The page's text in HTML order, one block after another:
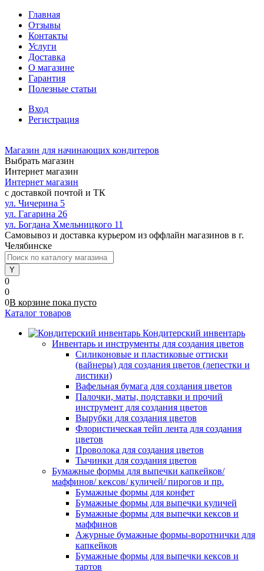
Главная
Отзывы
Контакты
Услуги
Доставка
О магазине
Гарантия
Полезные статьи
Вход
Регистрация
Магазин для начинающих кондитеров
Выбрать магазин
Интернет магазин
Интернет магазин
с доставкой почтой и ТК
ул. Чичерина 5
ул. Гагарина 26
ул. Богдана Хмельницкого 11
Самовывоз и доставка курьером из оффлайн магазинов в г.
Челябинске
0
0
0В корзине пока пусто
Каталог товаров
Кондитерский инвентарь
Инвентарь и инструменты для создания цветов
Силиконовые и пластиковые оттиски
(вайнеры) для создания цветов (лепестки и
листики)
Вафельная бумага для создания цветов
Палочки, маты, подставки и прочий
инструмент для создания цветов
Вырубки для создания цветов
Флористическая тейп лента для создания
цветов
Проволока для создания цветов
Тычинки для создания цветов
Бумажные формы для выпечки капкейков/
маффинов/ кексов/ куличей/ пирогов и пр.
Бумажные формы для конфет
Бумажные формы для выпечки куличей
Бумажные формы для выпечки кексов и
маффинов
Ажурные бумажные формы-воротнички для
капкейков
Бумажные формы для выпечки кексов и
тартов